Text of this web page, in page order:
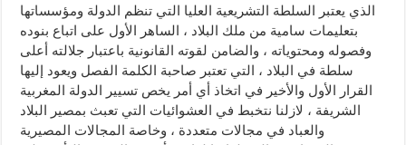
الذي يعتبر السلطة التشريعية العليا التي تنظم الدولة ومؤسساتها
بتعليمات سامية من ملك البلاد ، الساهر الأول على اتباع بنوده
وفصوله ومحتوياته ، والضامن لقوته القانونية باعتبار جلالته أعلى
سلطة في البلاد ، التي تعتبر صاحبة الكلمة الفصل ويعود إليها
القرار الأول والأخير في اتخاذ أي أمر يخص تسيير الدولة المغربية
الشريفة ، لازلنا نتخبط في العشوائيات التي تعبث بمصير البلاد
والعباد في مجالات متعددة ، وخاصة المجالات المصيرية